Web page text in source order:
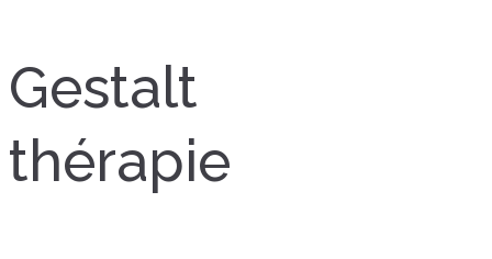
Gestalt
thérapie